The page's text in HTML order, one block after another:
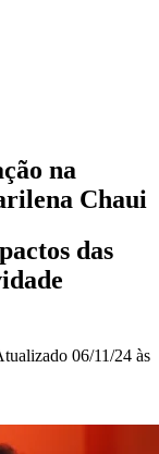
na
Chaui
das
06/11/24 às